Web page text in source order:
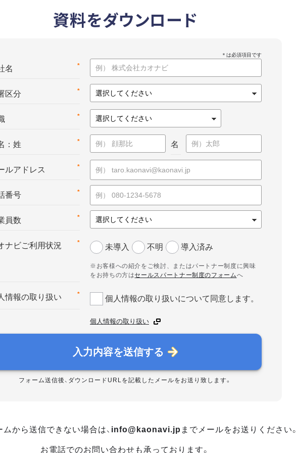
資料をダウンロード
*
名
*
区分
*
*
：姓 名
*
ルアドレス
*
番号
*
員数
*
ナビご利用状況 未導入 不明 導入済み
※お客様への紹介をご検討、またはパートナー制度に興味
をお持ちの方はセールスパートナー制度のフォームへ
*
情報の取り扱い 個人情報の取り扱いについて同意します。
個人情報の取り扱い
入力内容を送信する
フォーム送信後、ダウンロードURLを記載したメールをお送り致します。
から送信できない場合は、 info@kaonavi.jp までメールをお送りください。
お電話でのお問い合わせも承っております。